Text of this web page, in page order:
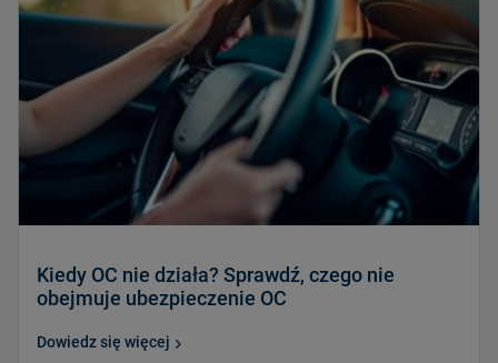
Kiedy OC nie działa? Sprawdź, czego nie
obejmuje ubezpieczenie OC
Dowiedz się więcej